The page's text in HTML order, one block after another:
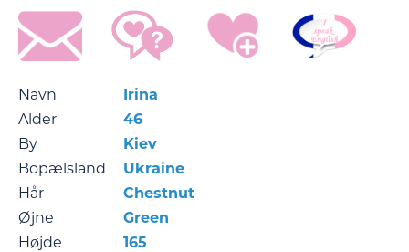
Navn
Irina
Alder
46
By
Kiev
Bopælsland
Ukraine
Hår
Chestnut
Øjne
Green
Højde
165